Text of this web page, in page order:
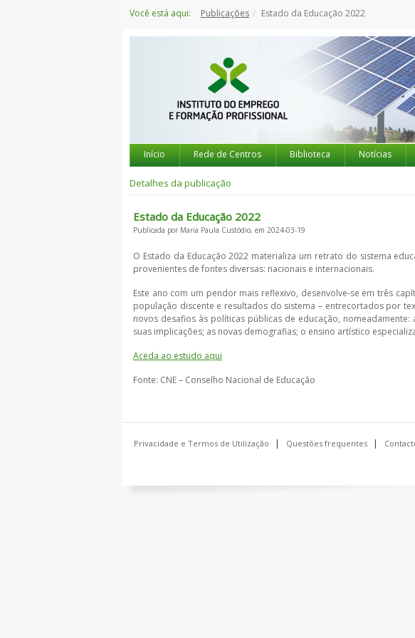
para
Você está aqui: Publicações Estado da Educação 2022
Início Rede de Centros Biblioteca Notícias
Detalhes da publicação
Estado da Educação 2022
Publicada por Maria Paula Custódio, em 2024-03-19
O Estado da Educação 2022 materializa um retrato do sistema
provenientes de fontes diversas: nacionais e internacionais.
Este ano com um pendor mais reflexivo, desenvolve-se em três
população discente e resultados do sistema – entrecortados por
novos desafios às políticas públicas de educação,
suas implicações; as novas demografias; o ensino artístico
Aceda ao estudo aqui
Fonte: CNE – Conselho Nacional de Educação
Privacidade e Termos de Utilização Questões frequentes